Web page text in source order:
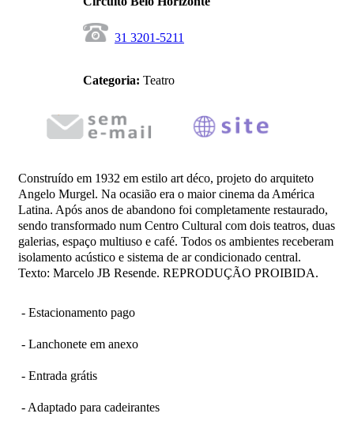
31 3201-5211
Categoria: Teatro
Construído em 1932 em estilo art déco, projeto do arquiteto
Angelo Murgel. Na ocasião era o maior cinema da América
Latina. Após anos de abandono foi completamente restaurado,
sendo transformado num Centro Cultural com dois teatros, duas
galerias, espaço multiuso e café. Todos os ambientes receberam
isolamento acústico e sistema de ar condicionado central.
Texto: Marcelo JB Resende. REPRODUÇÃO PROIBIDA.
- Estacionamento pago
- Lanchonete em anexo
- Entrada grátis
- Adaptado para cadeirantes